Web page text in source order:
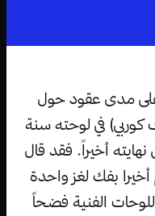
مدى عقود حول
كوربي) في لوحته سنة
نهايته أخيراً. فقد قال
أخيرا بفك لغز واحدة
الفنية فضحاً